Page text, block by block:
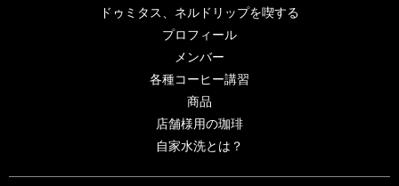
ドゥミタス、ネルドリップを喫する
プロフィール
メンバー
各種コーヒー講習
商品
店舗様用の珈琲
自家水洗とは？